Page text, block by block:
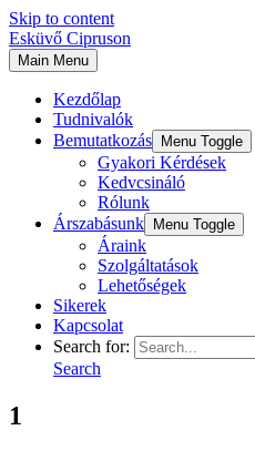
Skip to content
Esküvő Cipruson
Main Menu
Kezdőlap
Tudnivalók
Bemutatkozás
Menu Toggle
Gyakori Kérdések
Kedvcsináló
Rólunk
Árszabásunk
Menu Toggle
Áraink
Szolgáltatások
Lehetőségek
Sikerek
Kapcsolat
Search for:
Search
1